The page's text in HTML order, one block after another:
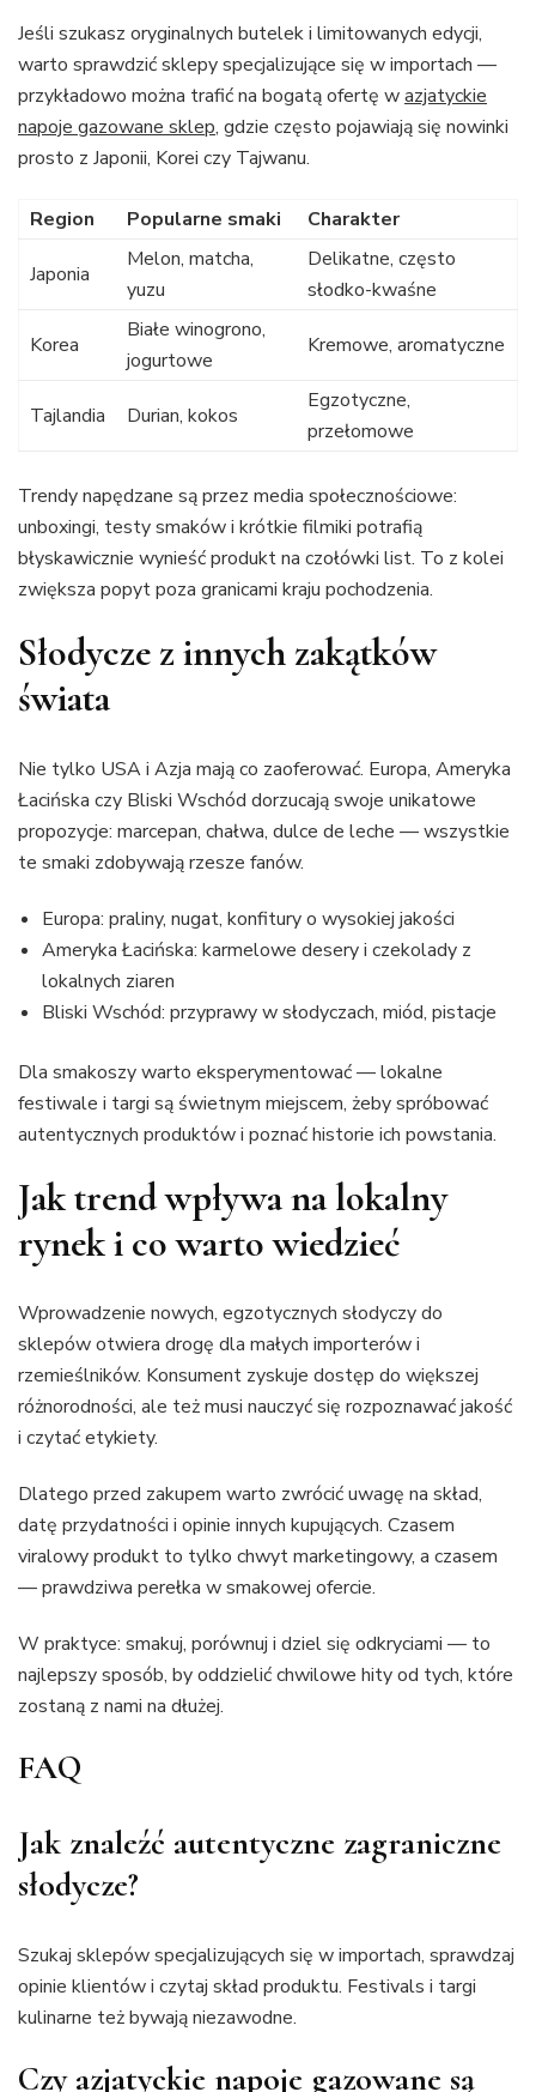
Jeśli szukasz oryginalnych butelek i limitowanych edycji,
warto sprawdzić sklepy specjalizujące się w importach —
przykładowo można trafić na bogatą ofertę wazjatyckie
napoje gazowane sklep, gdzie często pojawiają się nowinki
prosto z Japonii, Korei czy Tajwanu.
Region Popularne smaki Charakter
Japonia
Melon, matcha,
yuzu
Delikatne, często
słodko-kwaśne
Korea
Białe winogrono,
jogurtowe
Kremowe, aromatyczne
Tajlandia Durian, kokos
Egzotyczne,
przełomowe
Trendy napędzane są przez media społecznościowe:
unboxingi, testy smaków i krótkie filmiki potrafią
błyskawicznie wynieść produkt na czołówki list. To z kolei
zwiększa popyt poza granicami kraju pochodzenia.
Słodycze z innych zakątków
świata
Nie tylko USA i Azja mają co zaoferować. Europa, Ameryka
Łacińska czy Bliski Wschód dorzucają swoje unikatowe
propozycje: marcepan, chałwa, dulce de leche — wszystkie
te smaki zdobywają rzesze fanów.
Europa: praliny, nugat, konfitury o wysokiej jakości
Ameryka Łacińska: karmelowe desery i czekolady z
lokalnych ziaren
Bliski Wschód: przyprawy w słodyczach, miód, pistacje
Dla smakoszy warto eksperymentować — lokalne
festiwale i targi są świetnym miejscem, żeby spróbować
autentycznych produktów i poznać historie ich powstania.
Jak trend wpływa na lokalny
rynek i co warto wiedzieć
Wprowadzenie nowych, egzotycznych słodyczy do
sklepów otwiera drogę dla małych importerów i
rzemieślników. Konsument zyskuje dostęp do większej
różnorodności, ale też musi nauczyć się rozpoznawać jakość
i czytać etykiety.
Dlatego przed zakupem warto zwrócić uwagę na skład,
datę przydatności i opinie innych kupujących. Czasem
viralowy produkt to tylko chwyt marketingowy, a czasem
— prawdziwa perełka w smakowej ofercie.
W praktyce: smakuj, porównuj i dziel się odkryciami — to
najlepszy sposób, by oddzielić chwilowe hity od tych, które
zostaną z nami na dłużej.
FAQ
Jak znaleźć autentyczne zagraniczne
słodycze?
Szukaj sklepów specjalizujących się w importach, sprawdzaj
opinie klientów i czytaj skład produktu. Festivals i targi
kulinarne też bywają niezawodne.
Czy azjatyckie napoje gazowane są